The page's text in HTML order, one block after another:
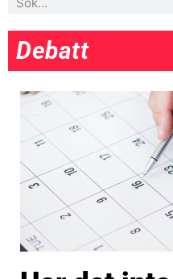
Debatt